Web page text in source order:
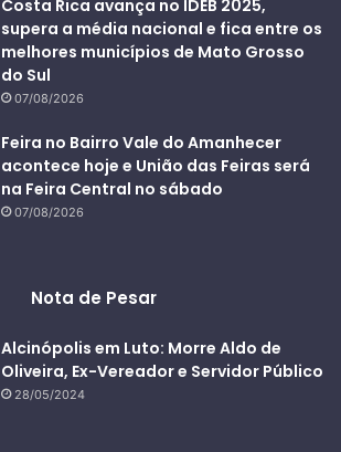
Costa Rica avança no IDEB 2025,
supera a média nacional e fica entre os
melhores municípios de Mato Grosso
do Sul
07/08/2026
Feira no Bairro Vale do Amanhecer
acontece hoje e União das Feiras será
na Feira Central no sábado
07/08/2026
Nota de Pesar
Alcinópolis em Luto: Morre Aldo de
Oliveira, Ex-Vereador e Servidor Público
28/05/2024